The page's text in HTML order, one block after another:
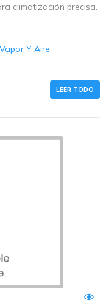
climatización precisa.
Y Aire
LEER TODO